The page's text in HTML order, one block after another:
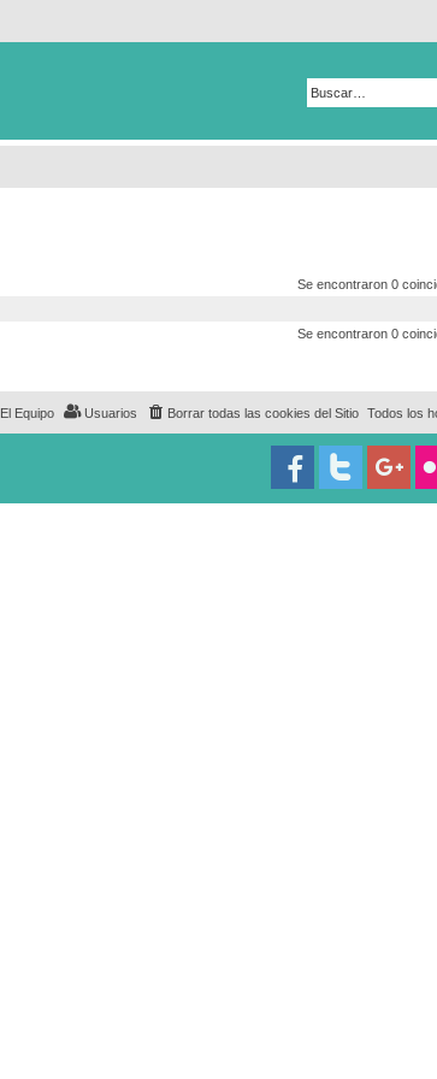
Se encontraron 0
Se encontraron 0
Todos los
Borrar todas las cookies del Sitio
Usuarios
El Equipo